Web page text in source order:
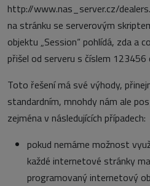
http://www.nas_server.cz/
na stránku se serverovým
objektu „Session“ pohlídá, zda a
přišel od serveru s číslem 123456
Toto řešení má své výhody,
standardním, mnohdy nám ale
zejména v následujících případech:
pokud nemáme možnost
každé internetové stránky
programovaný internetový